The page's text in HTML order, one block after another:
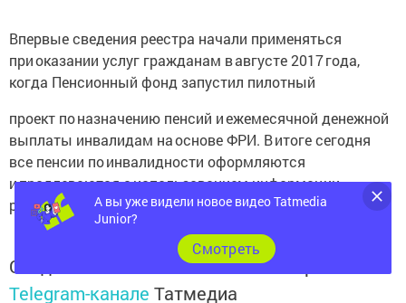
Впервые сведения реестра начали применяться
при оказании услуг гражданам в августе 2017 года,
когда Пенсионный фонд запустил пилотный
проект по назначению пенсий и ежемесячной денежной
выплаты инвалидам на основе ФРИ. В итоге сегодня
все пенсии по инвалидности оформляются
и продлеваются с использованием информации
реестра.
Следите за самым важным и интересным в
Telegram-канале Татмедиа
А вы уже видели новое видео Tatmedia
Junior?
Cмотреть